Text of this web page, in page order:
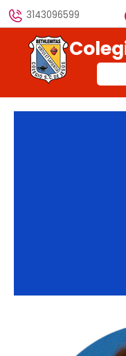
3143096599